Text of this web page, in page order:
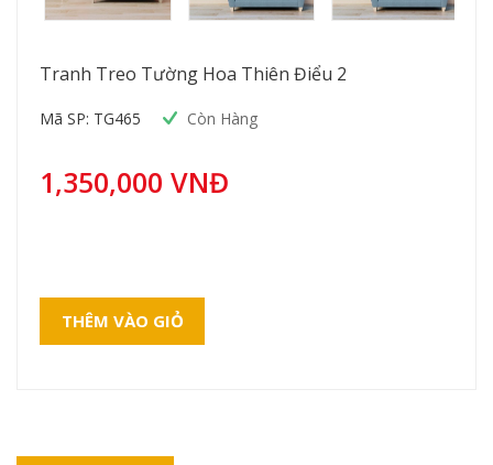
Tranh Treo Tường Hoa Thiên Điểu 2
Mã SP: TG465 Còn Hàng
1,350,000 VNĐ
THÊM VÀO GIỎ